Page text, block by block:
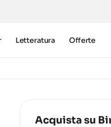
Letteratura Offerte
Acquista su